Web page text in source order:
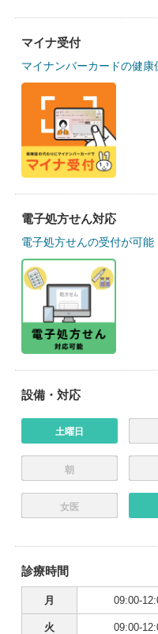
マイナ受付
マイナンバーカードの健
電子処方せん対応
電子処方せんの受付が可能
設備・対応
土曜日
朝
女医
診療時間
月 09:00-
火 09:00-